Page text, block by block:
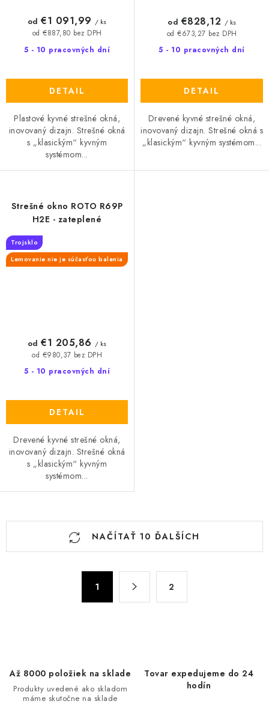
5 - 10 pracovných dní
od €887,80 bez DPH
od €1 091,99 / ks
DETAIL
Plastové kyvné strešné okná,
inovovaný dizajn. Strešné okná
s „klasickým“ kyvným
systémom...
5 - 10 pracovných dní
od €673,27 bez DPH
od €828,12 / ks
DETAIL
Drevené kyvné strešné okná,
inovovaný dizajn. Strešné okná s
„klasickým“ kyvným systémom...
Strešné okno ROTO R69P
H2E - zateplené
Trojsklo
Lemovanie nie je súčasťou balenia
5 - 10 pracovných dní
od €980,37 bez DPH
od €1 205,86 / ks
DETAIL
Drevené kyvné strešné okná,
inovovaný dizajn. Strešné okná
s „klasickým“ kyvným
systémom...
p
NAČÍTAŤ 10 ĎALŠÍCH
v
1 2
Až 8000 položiek na sklade
Produkty uvedené ako skladom
máme skutočne na sklade
Tovar expedujeme do 24
hodín